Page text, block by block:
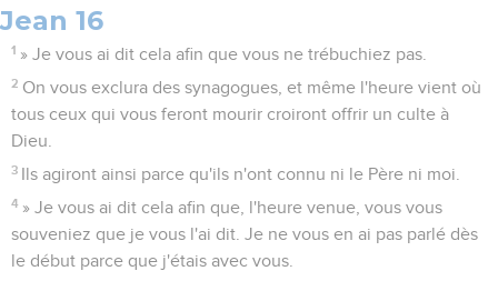
Jean 16
1 » Je vous ai dit cela afin que vous ne trébuchiez pas.
2 On vous exclura des synagogues, et même l'heure vient où
tous ceux qui vous feront mourir croiront offrir un culte à
Dieu.
3 Ils agiront ainsi parce qu'ils n'ont connu ni le Père ni moi.
4 » Je vous ai dit cela afin que, l'heure venue, vous vous
souveniez que je vous l'ai dit. Je ne vous en ai pas parlé dès
le début parce que j'étais avec vous.